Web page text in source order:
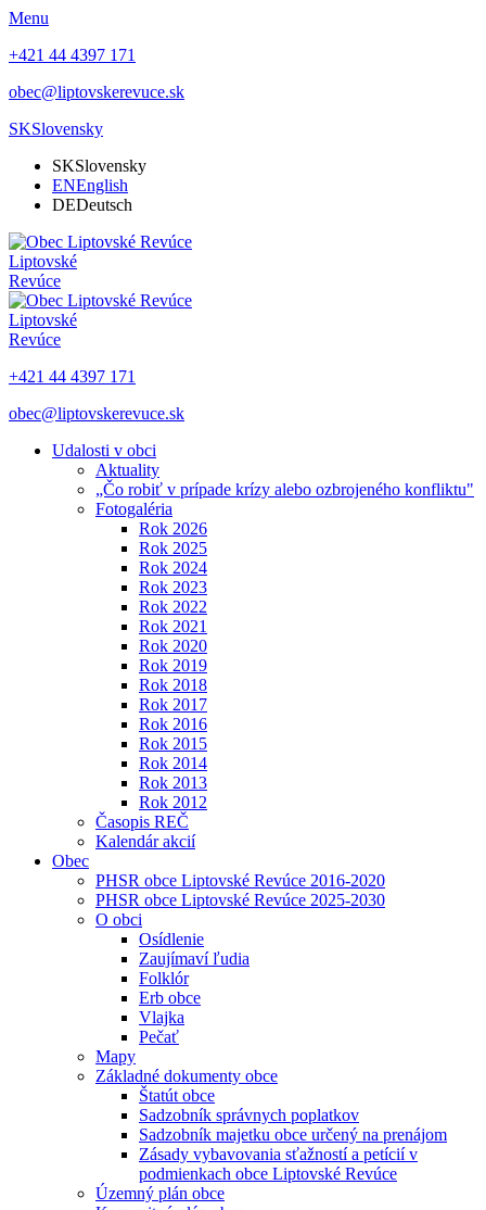
Menu
+421 44 4397 171
obec@liptovskerevuce.sk
SKSlovensky
SKSlovensky
ENEnglish
DEDeutsch
Liptovské
Revúce
Liptovské
Revúce
+421 44 4397 171
obec@liptovskerevuce.sk
Udalosti v obci
Aktuality
„Čo robiť v prípade krízy alebo ozbrojeného konfliktu"
Fotogaléria
Rok 2026
Rok 2025
Rok 2024
Rok 2023
Rok 2022
Rok 2021
Rok 2020
Rok 2019
Rok 2018
Rok 2017
Rok 2016
Rok 2015
Rok 2014
Rok 2013
Rok 2012
Časopis REČ
Kalendár akcií
Obec
PHSR obce Liptovské Revúce 2016-2020
PHSR obce Liptovské Revúce 2025-2030
O obci
Osídlenie
Zaujímaví ľudia
Folklór
Erb obce
Vlajka
Pečať
Mapy
Základné dokumenty obce
Štatút obce
Sadzobník správnych poplatkov
Sadzobník majetku obce určený na prenájom
Zásady vybavovania sťažností a petícií v
podmienkach obce Liptovské Revúce
Územný plán obce